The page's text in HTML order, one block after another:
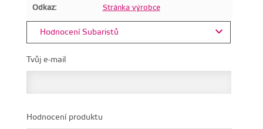
Odkaz: Stránka výrobce
Hodnocení Subaristů
Tvůj e-mail
Hodnocení produktu